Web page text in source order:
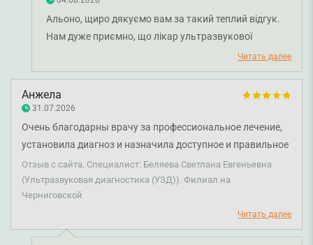
заботу. Клинике очень повезло с таким специалистом.
Альоно, щиро дякуємо вам за такий теплий відгук.
Нам дуже приємно, що лікар ультразвукової
діагностики Лариса Макашова вже багато років
допомагає вам і вашій родині, а кожен візит дарує
відчуття довіри, спокою та впевненості. Такі слова є
найкращою подякою для лікаря й великою
мотивацією для всієї нашої команди. Бажаємо вам
міцного здоров'я!
Читать далее
Анжела
31.07.2026
Очень благодарны врачу за профессиональное лечение,
установила диагноз и назначила доступное и правильное
лечение. Рекомендую.
Отзыв с сайта. Специалист: Беляева Светлана Евгеньевна
(Ультразвуковая диагностика (УЗД)). Филиал на
Черниговской
Читать далее